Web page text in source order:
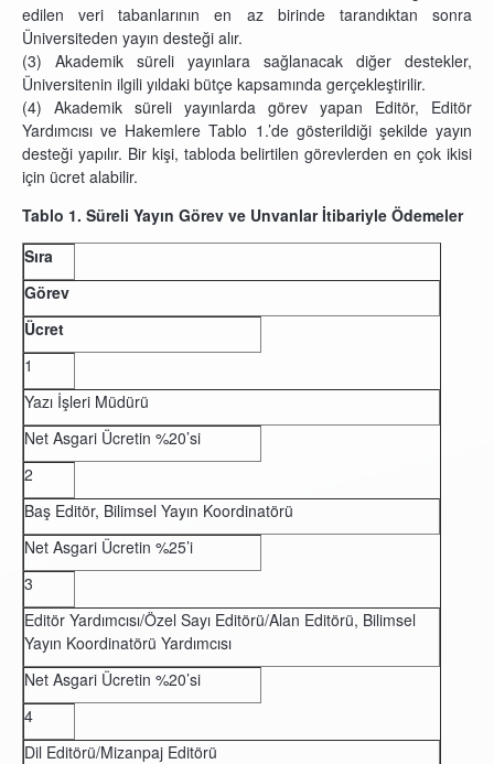
edilen veri tabanlarının en az birinde tarandıktan sonra
Üniversiteden yayın desteği alır.
(3) Akademik süreli yayınlara sağlanacak diğer destekler,
Üniversitenin ilgili yıldaki bütçe kapsamında gerçekleştirilir.
(4) Akademik süreli yayınlarda görev yapan Editör, Editör
Yardımcısı ve Hakemlere Tablo 1.’de gösterildiği şekilde yayın
desteği yapılır. Bir kişi, tabloda belirtilen görevlerden en çok ikisi
için ücret alabilir.
Tablo 1. Süreli Yayın Görev ve Unvanlar İtibariyle Ödemeler
Sıra
Görev
Ücret
1
Yazı İşleri Müdürü
Net Asgari Ücretin %20’si
2
Baş Editör, Bilimsel Yayın Koordinatörü
Net Asgari Ücretin %25’i
3
Editör Yardımcısı/Özel Sayı Editörü/Alan Editörü, Bilimsel
Yayın Koordinatörü Yardımcısı
Net Asgari Ücretin %20’si
4
Dil Editörü/Mizanpaj Editörü